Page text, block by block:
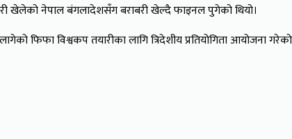
खेलेको नेपाल बंगलादेशसँग बराबरी खेल्दै फाइनल पुगेको थियो।
फिफा विश्वकप तयारीका लागि त्रिदेशीय प्रतियोगिता आयोजना